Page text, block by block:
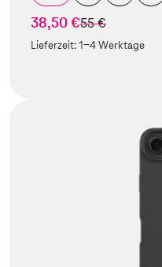
38,50 €statt
55 €
Lieferzeit:1-4 Werktage